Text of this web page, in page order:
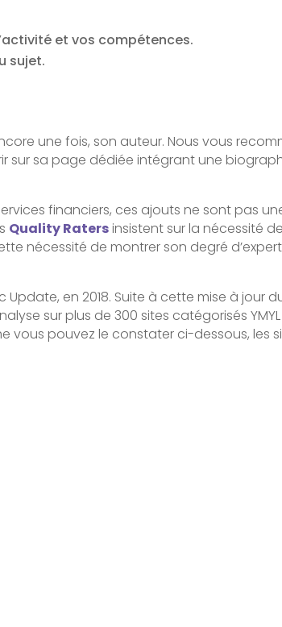
et vos compétences.
sujet.
une fois, son auteur. Nous vous
sur sa page dédiée intégrant une
financiers, ces ajouts ne sont pas
Quality Ratersinsistent sur la nécessité
nécessité de montrer son degré
en 2018. Suite à cette mise à jour
sur plus de 300 sites catégorisés YMYL
vous pouvez le constater ci-dessous, les